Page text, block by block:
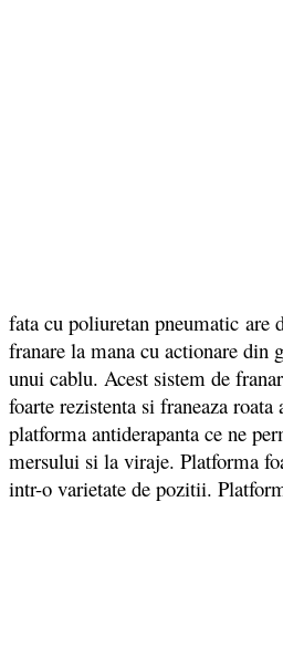
fata cu poliuretan pneumatic are
franare la mana cu actionare din
unui cablu. Acest sistem de
foarte rezistenta si franeaza
platforma antiderapanta ce ne
mersului si la viraje. Platforma
intr-o varietate de pozitii.